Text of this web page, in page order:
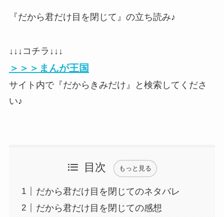
『だから君だけ目を閉じて』の立ち読み♪
↓↓↓コチラ↓↓↓
＞＞＞まんが王国
サイト内で『だからきみだけ』と検索してくださ
い♪
目次 もっと見る
だから君だけ目を閉じてのネタバレ
だから君だけ目を閉じての感想